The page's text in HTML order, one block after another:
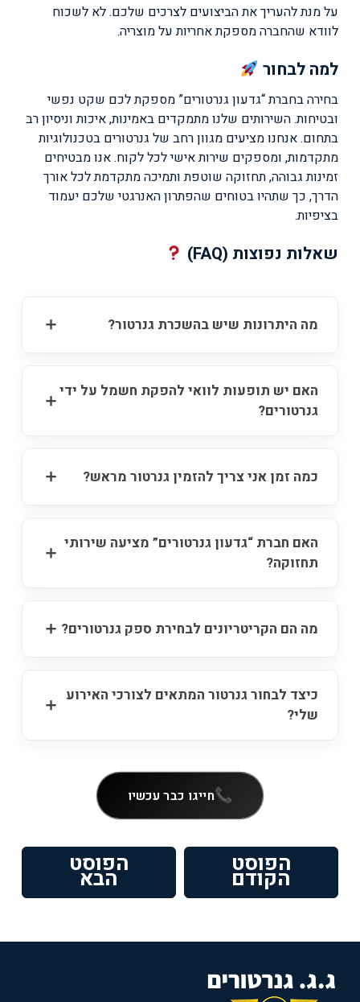
על מנת להעריך את הביצועים לצרכים שלכם. לא לשכוח
לוודא שהחברה מספקת אחריות על מוצריה.
למה לבחור
בחירה בחברת “גדעון גנרטורים” מספקת לכם שקט נפשי
ובטיחות. השירותים שלנו מתמקדים באמינות, איכות וניסיון רב
בתחום. אנחנו מציעים מגוון רחב של גנרטורים בטכנולוגיות
מתקדמות, ומספקים שירות אישי לכל לקוח. אנו מבטיחים
זמינות גבוהה, תחזוקה שוטפת ותמיכה מתקדמת לכל אורך
הדרך, כך שתהיו בטוחים שהפתרון האנרגטי שלכם יעמוד
בציפיות.
שאלות נפוצות (FAQ)
מה היתרונות שיש בהשכרת גנרטור?
האם יש תופעות לוואי להפקת חשמל על ידי
גנרטורים?
כמה זמן אני צריך להזמין גנרטור מראש?
האם חברת “גדעון גנרטורים” מציעה שירותי
תחזוקה?
מה הם הקריטריונים לבחירת ספק גנרטורים?
כיצד לבחור גנרטור המתאים לצורכי האירוע
שלי?
חייגו כבר עכשיו
ניווט הפוסט
הקודםקודם:
הפוסט
הבאהפוסט
הבא: